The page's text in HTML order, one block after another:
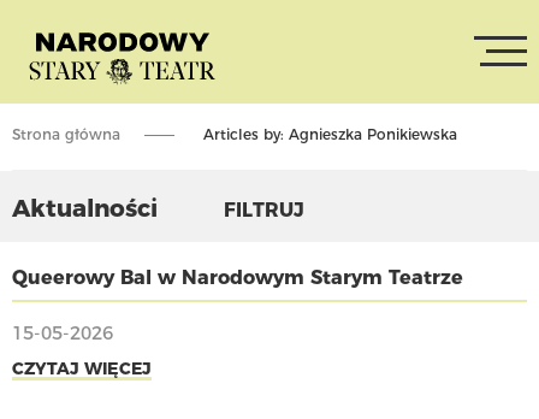
Strona główna Articles by: Agnieszka Ponikiewska
Aktualności FILTRUJ
Queerowy Bal w Narodowym Starym Teatrze
15-05-2026
CZYTAJ WIĘCEJ